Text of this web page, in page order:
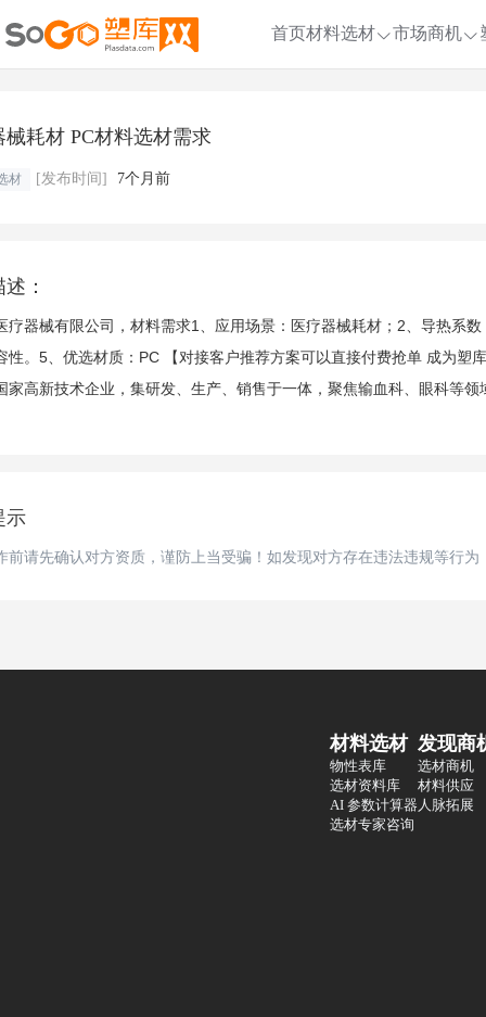
首页材料选材 市场商机
械耗材 PC材料选材需求
材 [发布时间] 7个月前
：
疗器械有限公司，材料需求1、应用场景：医疗器械耗材；2、导热系
性。5、优选材质：PC 【对接客户推荐方案可以直接付费抢单 成为
家高新技术企业，集研发、生产、销售于一体，聚焦输血科、眼科等领
示
前请先确认对方资质，谨防上当受骗！如发现对方存在违法违规等行
材料选材
物性表库
选材资料库
AI 参数计算器
选材专家咨询
发现商
选材商机
材料供应
人脉拓展